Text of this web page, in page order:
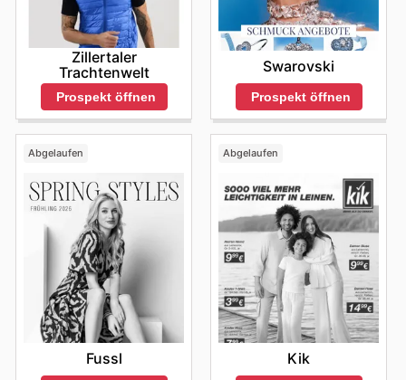
Zillertaler
Trachtenwelt
Prospekt öffnen
Swarovski
Prospekt öffnen
Abgelaufen
Fussl
Abgelaufen
Kik